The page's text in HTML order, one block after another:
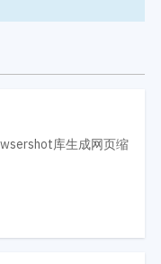
库生成网页缩